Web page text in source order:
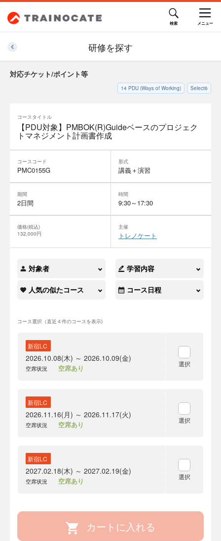
研修を探す
対応チケット/ポイント等
Select6
14 PDU (Ways of Working)
コースタイトル
【PDU対象】PMBOK(R)Guideベースのプロジェク
トマネジメント計画書作成
コースコード
PMC0155G
形式
講義＋演習
期間
2日間
時間
9:30～17:30
価格(税込)
132,000円
主催
トレノケート
対象者 学習内容
人気の似たコース コース日程
コース選択（直近４件のコースを表示)
新宿LC
2026.10.08(木) ～ 2026.10.09(金)
空席状況 空席あり 選択
新宿LC
2026.11.16(月) ～ 2026.11.17(火)
空席状況 空席あり 選択
新宿LC
2027.02.18(木) ～ 2027.02.19(金)
空席状況 空席あり 選択
カートに入れる